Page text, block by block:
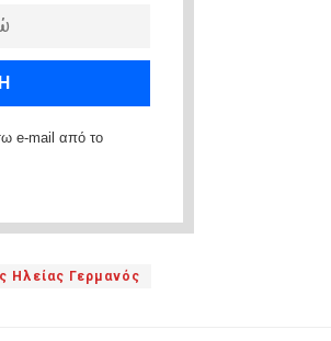
e-mail από το
Ηλείας Γερμανός